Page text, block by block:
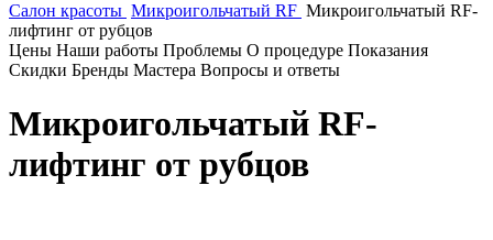
Салон красоты Микроигольчатый RF Микроигольчатый RF-
лифтинг от рубцов
Цены Наши работы Проблемы О процедуре Показания
Скидки Бренды Мастера Вопросы и ответы
Микроигольчатый RF-
лифтинг от рубцов